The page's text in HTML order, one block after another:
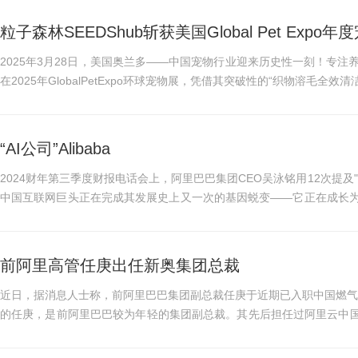
粒子森林SEEDShub斩获美国Global Pet Expo年
2025年3月28日，美国奥兰多——中国宠物行业迎来历史性一刻！专注
在2025年GlobalPetExpo环球宠物展，凭借其突破性的“织物溶毛全效清
“AI公司”Alibaba
2024财年第三季度财报电话会上，阿里巴巴集团CEO吴泳铭用12次提
中国互联网巨头正在完成其发展史上又一次的基因蜕变——它正在成长
前阿里高管任庚出任新奥集团总裁
近日，据消息人士称，前阿里巴巴集团副总裁任庚于近期已入职中国燃
的任庚，是前阿里巴巴较为年轻的集团副总裁。其先后担任过阿里云中